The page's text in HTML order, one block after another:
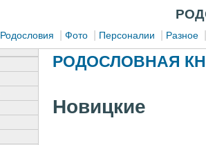
Родословия Фото Персоналии Разное
РОДОСЛОВНАЯ
Новицкие